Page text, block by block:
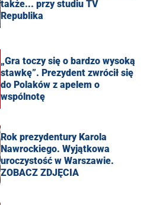
także... przy studiu TV
Republika
„Gra toczy się o bardzo wysoką
stawkę”. Prezydent zwrócił się
do Polaków z apelem o
wspólnotę
Rok prezydentury Karola
Nawrockiego. Wyjątkowa
uroczystość w Warszawie.
ZOBACZ ZDJĘCIA